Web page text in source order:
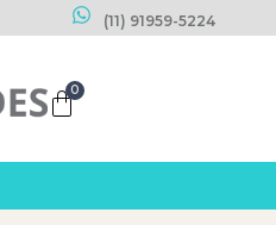
(11) 91959-5224
0